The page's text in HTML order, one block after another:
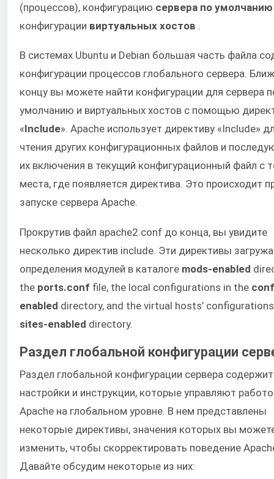
(процессов), конфигурацию сервера по умолчанию
конфигурации виртуальных хостов
В системах Ubuntu и Debian большая часть файла
конфигурации процессов глобального сервера.
концу вы можете найти конфигурации для сервера
умолчанию и виртуальных хостов с помощью
«Include». Apache использует директиву «Include»
чтения других конфигурационных файлов и
их включения в текущий конфигурационный файл с
места, где появляется директива. Это происходит
запуске сервера Apache.
Прокрутив файл apache2.conf до конца, вы увидите
несколько директив include. Эти директивы
определения модулей в каталоге mods-enabled
the ports.conf file, the local configurations in the
enabled directory, and the virtual hosts’
sites-enabled directory.
Раздел глобальной конфигурации
Раздел глобальной конфигурации сервера содержит
настройки и инструкции, которые управляют
Apache на глобальном уровне. В нем представлены
некоторые директивы, значения которых вы
изменить, чтобы скорректировать поведение
Давайте обсудим некоторые из них: